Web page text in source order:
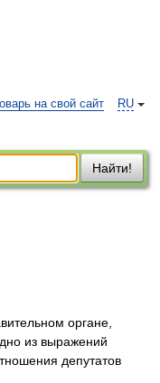
RU
на свой сайт
Найти!
органе,
из выражений
депутатов